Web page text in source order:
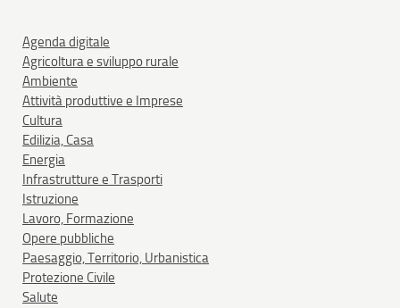
Agenda digitale
Agricoltura e sviluppo rurale
Ambiente
Attività produttive e Imprese
Cultura
Edilizia, Casa
Energia
Infrastrutture e Trasporti
Istruzione
Lavoro, Formazione
Opere pubbliche
Paesaggio, Territorio, Urbanistica
Protezione Civile
Salute